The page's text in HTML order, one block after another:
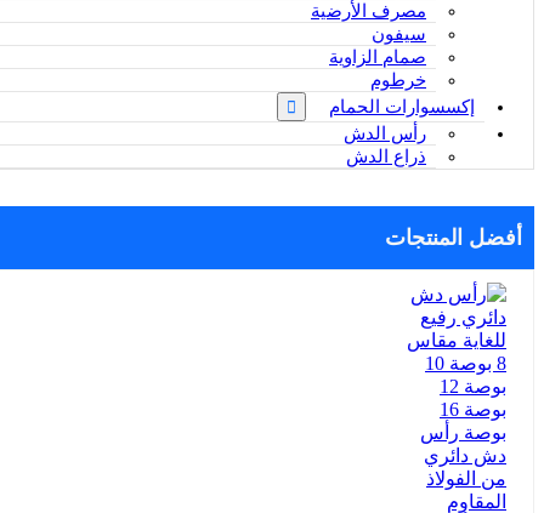
مصرف الأرضية
سيفون
صمام الزاوية
خرطوم
إكسسوارات الحمام
رأس الدش
ذراع الدش
أفضل المنتجات